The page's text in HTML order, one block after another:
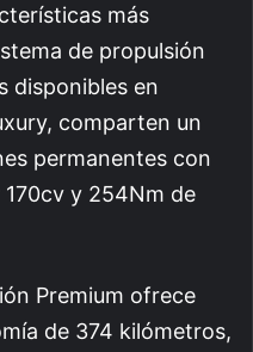
más
de propulsión
disponibles en
comparten un
permanentes con
y 254Nm de
Premium ofrece
de 374 kilómetros,